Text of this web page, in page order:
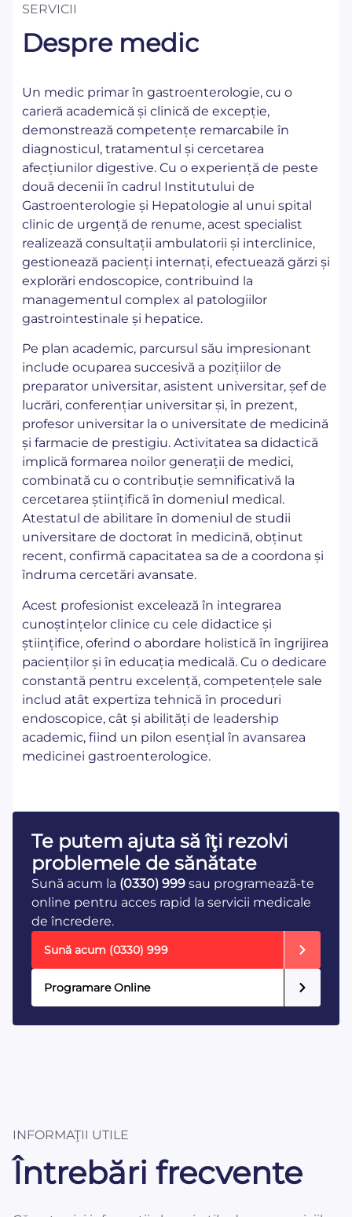
SERVICII
Despre medic
Un medic primar în gastroenterologie, cu o
carieră academică și clinică de excepție,
demonstrează competențe remarcabile în
diagnosticul, tratamentul și cercetarea
afecțiunilor digestive. Cu o experiență de peste
două decenii în cadrul Institutului de
Gastroenterologie și Hepatologie al unui spital
clinic de urgență de renume, acest specialist
realizează consultații ambulatorii și interclinice,
gestionează pacienți internați, efectuează gărzi și
explorări endoscopice, contribuind la
managementul complex al patologiilor
gastrointestinale și hepatice.
Pe plan academic, parcursul său impresionant
include ocuparea succesivă a pozițiilor de
preparator universitar, asistent universitar, șef de
lucrări, conferențiar universitar și, în prezent,
profesor universitar la o universitate de medicină
și farmacie de prestigiu. Activitatea sa didactică
implică formarea noilor generații de medici,
combinată cu o contribuție semnificativă la
cercetarea științifică în domeniul medical.
Atestatul de abilitare în domeniul de studii
universitare de doctorat în medicină, obținut
recent, confirmă capacitatea sa de a coordona și
îndruma cercetări avansate.
Acest profesionist excelează în integrarea
cunoștințelor clinice cu cele didactice și
științifice, oferind o abordare holistică în îngrijirea
pacienților și în educația medicală. Cu o dedicare
constantă pentru excelență, competențele sale
includ atât expertiza tehnică în proceduri
endoscopice, cât și abilități de leadership
academic, fiind un pilon esențial în avansarea
medicinei gastroenterologice.
Te putem ajuta să îţi rezolvi
problemele de sănătate
Sună acum la (0330) 999 sau programează-te
online pentru acces rapid la servicii medicale
de încredere.
Sună acum (0330) 999
Programare Online
INFORMAŢII UTILE
Întrebări frecvente